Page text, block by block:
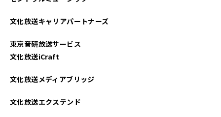
2024年02月
文化放送キャリアパートナーズ
東京音研放送サービス
文化放送iCraft
文化放送メディアブリッジ
文化放送エクステンド